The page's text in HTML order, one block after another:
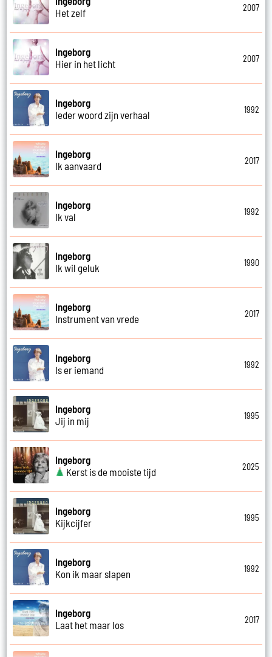
Het zelf
2007
Ingeborg
Hier in het licht
2007
Ingeborg
Ieder woord zijn verhaal
1992
Ingeborg
Ik aanvaard
2017
Ingeborg
Ik val
1992
Ingeborg
Ik wil geluk
1990
Ingeborg
Instrument van vrede
2017
Ingeborg
Is er iemand
1992
Ingeborg
Jij in mij
1995
Ingeborg
Kerst is de mooiste tijd
2025
Ingeborg
Kijkcijfer
1995
Ingeborg
Kon ik maar slapen
1992
Ingeborg
Laat het maar los
2017